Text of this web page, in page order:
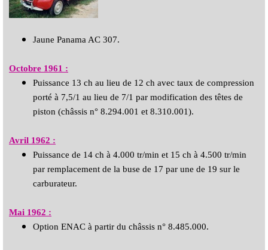
Jaune Panama AC 307.
Octobre 1961 :
Puissance 13 ch au lieu de 12 ch avec taux de compression
porté à 7,5/1 au lieu de 7/1 par modification des têtes de
piston (châssis n° 8.294.001 et 8.310.001).
Avril 1962 :
Puissance de 14 ch à 4.000 tr/min et 15 ch à 4.500 tr/min
par remplacement de la buse de 17 par une de 19 sur le
carburateur.
Mai 1962 :
Option ENAC à partir du châssis n° 8.485.000.